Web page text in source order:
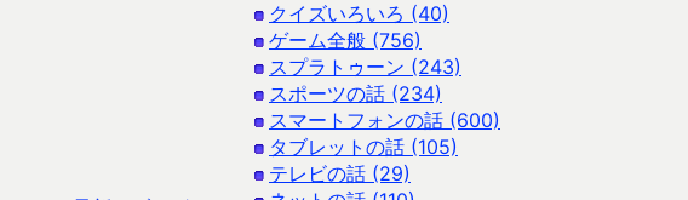
クイズいろいろ (40)
ゲーム全般 (756)
スプラトゥーン (243)
スポーツの話 (234)
スマートフォンの話 (600)
タブレットの話 (105)
テレビの話 (29)